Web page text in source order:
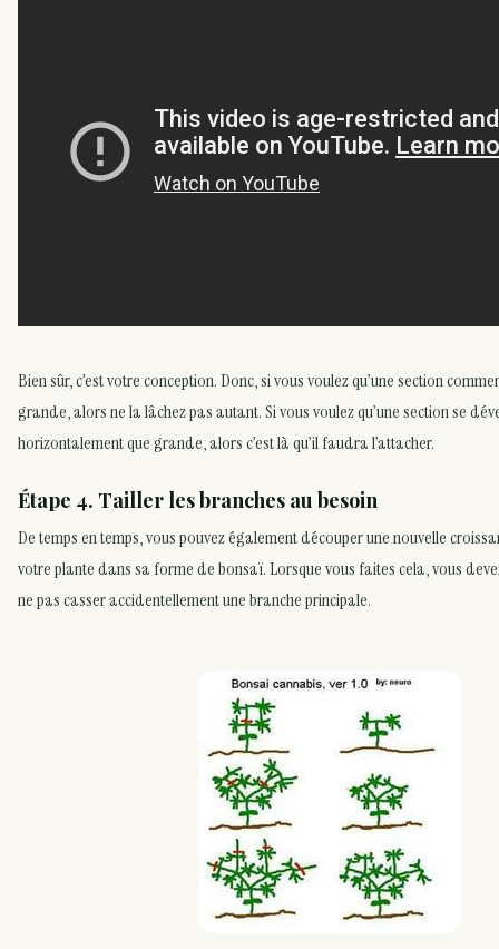
Bien sûr, c’est votre conception. Donc, si vous voulez qu’une section
grande, alors ne la lâchez pas autant. Si vous voulez qu’une section se
horizontalement que grande, alors c’est là qu’il faudra l’attacher.
Étape 4. Tailler les branches au besoin
De temps en temps, vous pouvez également découper une nouvelle
votre plante dans sa forme de bonsaï. Lorsque vous faites cela, vous
ne pas casser accidentellement une branche principale.